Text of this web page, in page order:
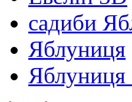
садиби
Яблуниця
Яблуниця